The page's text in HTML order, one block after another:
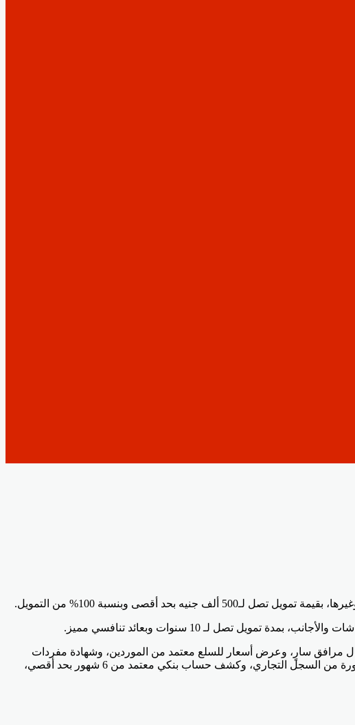
أقصى وبنسبة 100% من التمويل.
تصل لـ 10 سنوات وبعائد تنافسي مميز.
وصورة من بطاقة رقم قومي سارية، وإيصال مرافق سارٍ، وعرض أسعار للسلع معتمد من الموردين، وشهادة مفردات
مرتب، وخطاب تحويل الراتب من جهة العمل بالنسبة إلى الموظفين، وصورة من البطاقة الضريبية، وترخيص مزاولة النشاط، وصورة من السجل التجاري، وكشف حساب بنكي معتمد من 6 شهور بحد أقصي،